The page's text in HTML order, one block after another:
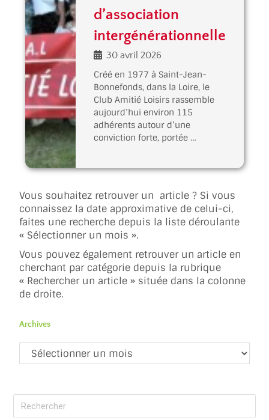
d’association
intergénérationnelle
30 avril 2026
Créé en 1977 à Saint-Jean-
Bonnefonds, dans la Loire, le
Club Amitié Loisirs rassemble
aujourd’hui environ 115
adhérents autour d’une
conviction forte, portée …
Vous souhaitez retrouver un article ? Si vous
connaissez la date approximative de celui-ci,
faites une recherche depuis la liste déroulante
« Sélectionner un mois ».
Vous pouvez également retrouver un article en
cherchant par catégorie depuis la rubrique
« Rechercher un article » située dans la colonne
de droite.
Archives